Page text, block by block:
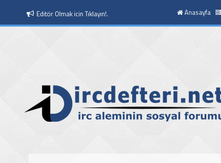
Moderatör Olmak icin Tıklayın!. Anasayfa